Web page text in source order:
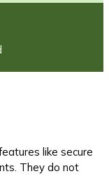
like secure
They do not